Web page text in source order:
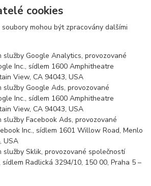
cookies
mohou být zpracovány dalšími
služby Google Analytics, provozované
Inc., sídlem 1600 Amphitheatre
View, CA 94043, USA
služby Google Ads, provozované
Inc., sídlem 1600 Amphitheatre
View, CA 94043, USA
služby Facebook Ads, provozované
Inc., sídlem 1601 Willow Road, Menlo
USA
služby Sklik, provozované společností
sídlem Radlická 3294/10, 150 00, Praha 5 –